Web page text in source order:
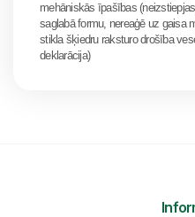
mehāniskās īpašības
saglabā formu, nereaģē uz gaisa
stikla šķiedru raksturo drošība
deklarācija)